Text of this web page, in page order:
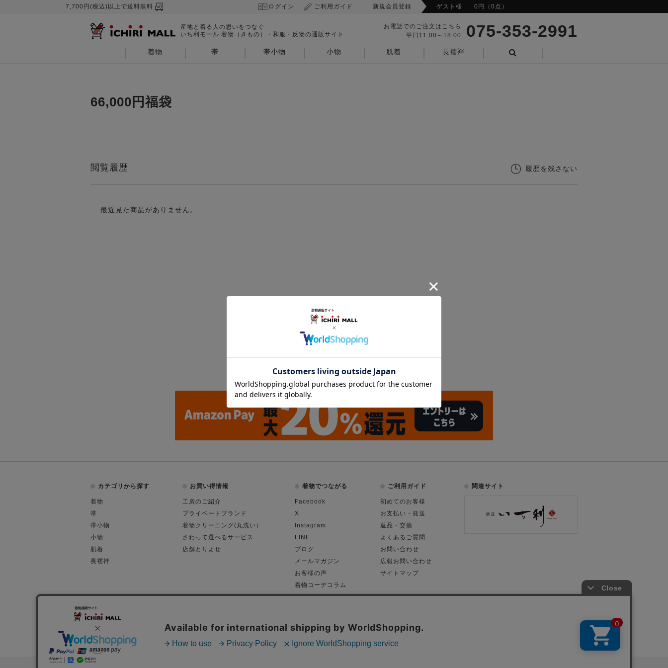
7,700円(税込)以上で送料無料 ログイン ご利用ガイド 新規会員登録 ゲスト様 0円（0点）
産地と着る人の思いをつなぐ
いち利モール 着物（きもの）・和服・反物の通販サイト
お電話でのご注文はこちら
平日11:00～18:00
075-353-2991
着物 帯 帯小物 小物 肌着
長襦袢
66,000円福袋
閲覧履歴
最近見た商品がありません。
履歴を残さない
カテゴリから探す
着物
帯
帯小物
小物
肌着
長襦袢
お買い得情報
工房のご紹介
プライベートブランド
着物クリーニング(丸洗い）
さわって選べるサービス
店舗とりよせ
着物でつながる
Facebook
X
Instagram
LINE
ブログ
メールマガジン
お客様の声
着物コーデコラム
ご利用ガイド
初めてのお客様
お支払い・発送
返品・交換
よくあるご質問
お問い合わせ
広報お問い合わせ
サイトマップ
関連サイト